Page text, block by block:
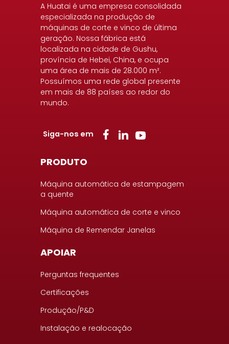
A Huatai é uma empresa consolidada
especializada na produção de
máquinas de corte e vinco de última
geração. Nossa fábrica está
localizada na cidade de Gushu,
província de Hebei, China, e ocupa
uma área de mais de 28.000 m².
Possuímos uma rede global presente
em mais de 88 países ao redor do
mundo.
Siga-nos em
PRODUTO
Máquina automática de estampagem
a quente
Máquina automática de corte e vinco
Máquina de Remendar Janelas
APOIAR
Perguntas frequentes
Certificações
Produção/P&D
Instalação e realocação